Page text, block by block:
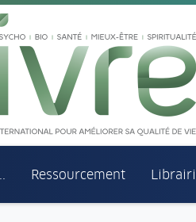
Ressourcement